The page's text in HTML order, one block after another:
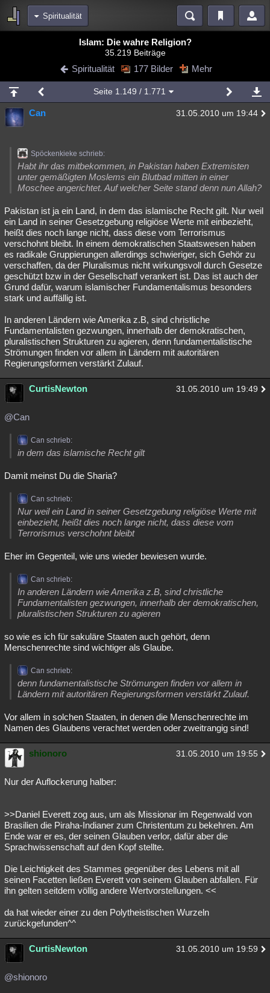
Spiritualität
Diskussionen Blogs Videos
Chat Wiki Neuigkeiten
meine Rubriken
Menschen Mystery Kriminalfälle
Natur Umfragen Unterhaltung
weitere Rubriken
Astronomie Helpdesk Gruppen Gaming Filme
Musik Clash Verbesserungen Allmystery English
Übersichten
Besucht Teilgenommen Alle Neue Geschlossen
Islam: Die wahre Religion?
35.219 Beiträge
Spiritualität 177 Bilder Mehr
Seite 1.149 / 1.771
Can 31.05.2010 um 19:44
Spöckenkieke schrieb:
Habt ihr das mitbekommen, in Pakistan haben Extremisten
unter gemäßigten Moslems ein Blutbad mitten in einer
Moschee angerichtet. Auf welcher Seite stand denn nun Allah?
Pakistan ist ja ein Land, in dem das islamische Recht gilt. Nur weil
ein Land in seiner Gesetzgebung religiöse Werte mit einbezieht,
heißt dies noch lange nicht, dass diese vom Terrorismus
verschohnt bleibt. In einem demokratischen Staatswesen haben
es radikale Gruppierungen allerdings schwieriger, sich Gehör zu
verschaffen, da der Pluralismus nicht wirkungsvoll durch Gesetze
geschützt bzw in der Gesellschatf verankert ist. Das ist auch der
Grund dafür, warum islamischer Fundamentalismus besonders
stark und auffällig ist.
In anderen Ländern wie Amerika z.B, sind christliche
Fundamentalisten gezwungen, innerhalb der demokratischen,
pluralistischen Strukturen zu agieren, denn fundamentalistische
Strömungen finden vor allem in Ländern mit autoritären
Regierungsformen verstärkt Zulauf.
CurtisNewton 31.05.2010 um 19:49
@Can
Can schrieb:
in dem das islamische Recht gilt
Damit meinst Du die Sharia?
Can schrieb:
Nur weil ein Land in seiner Gesetzgebung religiöse Werte mit
einbezieht, heißt dies noch lange nicht, dass diese vom
Terrorismus verschohnt bleibt
Eher im Gegenteil, wie uns wieder bewiesen wurde.
Can schrieb:
In anderen Ländern wie Amerika z.B, sind christliche
Fundamentalisten gezwungen, innerhalb der demokratischen,
pluralistischen Strukturen zu agieren
so wie es ich für sakuläre Staaten auch gehört, denn
Menschenrechte sind wichtiger als Glaube.
Can schrieb:
denn fundamentalistische Strömungen finden vor allem in
Ländern mit autoritären Regierungsformen verstärkt Zulauf.
Vor allem in solchen Staaten, in denen die Menschenrechte im
Namen des Glaubens verachtet werden oder zweitrangig sind!
shionoro 31.05.2010 um 19:55
Nur der Auflockerung halber:
>>Daniel Everett zog aus, um als Missionar im Regenwald von
Brasilien die Piraha-Indianer zum Christentum zu bekehren. Am
Ende war er es, der seinen Glauben verlor, dafür aber die
Sprachwissenschaft auf den Kopf stellte.
Die Leichtigkeit des Stammes gegenüber des Lebens mit all
seinen Facetten ließen Everett von seinem Glauben abfallen. Für
ihn gelten seitdem völlig andere Wertvorstellungen. <<
da hat wieder einer zu den Polytheistischen Wurzeln
zurückgefunden^^
CurtisNewton 31.05.2010 um 19:59
@shionoro